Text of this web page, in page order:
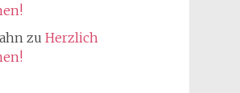
zu Herzlich